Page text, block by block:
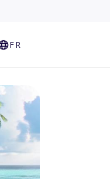
FR